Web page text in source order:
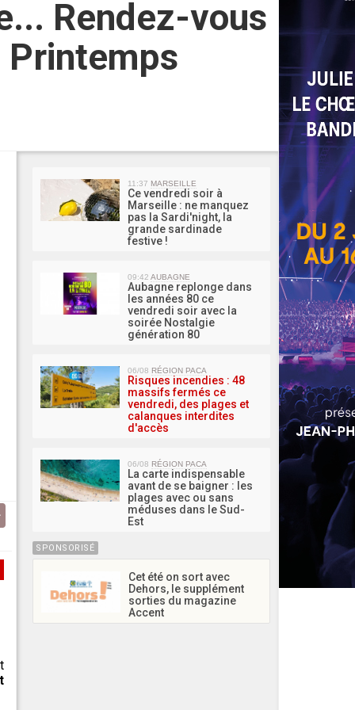
Rendez-vous
Printemps
11:37 MARSEILLE
Ce vendredi soir à
Marseille : ne manquez
pas la Sardi'night, la
grande sardinade
festive !
09:42 AUBAGNE
Aubagne replonge dans
les années 80 ce
vendredi soir avec la
soirée Nostalgie
génération 80
06/08 RÉGION PACA
Risques incendies : 48
massifs fermés ce
vendredi, des plages et
calanques interdites
d'accès
06/08 RÉGION PACA
La carte indispensable
avant de se baigner : les
plages avec ou sans
méduses dans le Sud-
Est
SPONSORISÉ
Cet été on sort avec
Dehors, le supplément
sorties du magazine
Accent